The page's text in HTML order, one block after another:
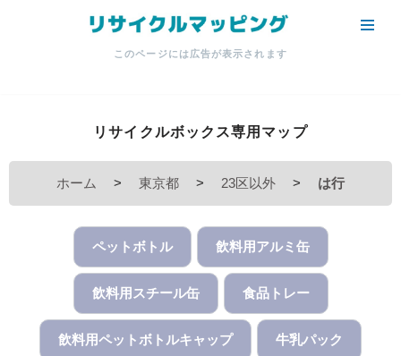
このページには広告が表示されます
リサイクルボックス専用マップ
ホーム > 東京都 > 23区以外 > は行
ペットボトル 飲料用アルミ缶
飲料用スチール缶 食品トレー
飲料用ペットボトルキャップ 牛乳パック